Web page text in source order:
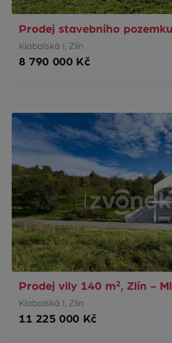
Prodej stavebního
Klabalská I, Zlín
8 790 000 Kč
Prodej vily 140 m², Zlín -
Klabalská I, Zlín
11 225 000 Kč